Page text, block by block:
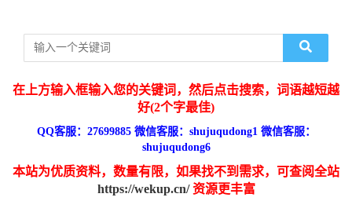
在上方输入框输入您的关键词，然后点击搜索，词语越短越
好(2个字最佳)
QQ客服：27699885 微信客服：shujuqudong1 微信客服：
shujuqudong6
本站为优质资料，数量有限，如果找不到需求，可查阅全站
https://wekup.cn/资源更丰富